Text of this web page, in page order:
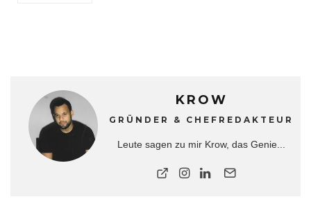
KROW
GRÜNDER & CHEFREDAKTEUR
Leute sagen zu mir Krow, das Genie...